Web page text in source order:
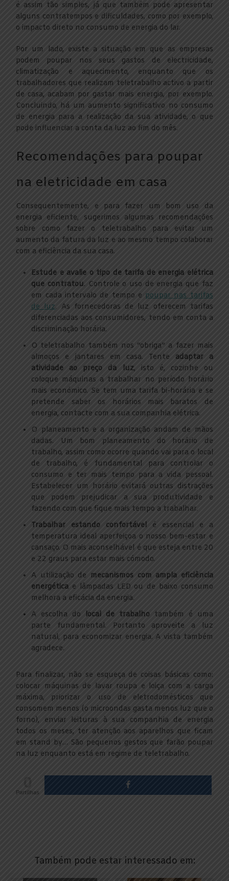
é assim tão simples, já que também pode apresentar
alguns contratempos e dificuldades, como por exemplo,
o impacto direto no consumo de energia do lar.
Por um lado, existe a situação em que as empresas
podem poupar nos seus gastos de electricidade,
climatização e aquecimento, enquanto que os
trabalhadores que realizam teletrabalho activo a partir
de casa, acabam por gastar mais energia, por exemplo.
Concluindo, há um aumento significativo no consumo
de energia para a realização da sua atividade, o que
pode influenciar a conta da luz ao fim do mês.
Recomendações para poupar
na eletricidade em casa
Consequentemente, e para fazer um bom uso da
energia eficiente, sugerimos algumas recomendações
sobre como fazer o teletrabalho para evitar um
aumento da fatura da luz e ao mesmo tempo colaborar
com a eficiência da sua casa.
Estude e avalie o tipo de tarifa de energia elétrica
que contratou. Controle o uso de energia que faz
em cada intervalo de tempo e poupar nas tarifas
de luz. As fornecedoras de luz oferecem tarifas
diferenciadas aos consumidores, tendo em conta a
discriminação horária.
O teletrabalho também nos “obriga” a fazer mais
almoços e jantares em casa. Tente adaptar a
atividade ao preço da luz, isto é, cozinhe ou
coloque máquinas a trabalhar no período horário
mais económico. Se tem uma tarifa bi-horária e se
pretende saber os horários mais baratos de
energia, contacte com a sua companhia elétrica.
O planeamento e a organização andam de mãos
dadas. Um bom planeamento do horário de
trabalho, assim como ocorre quando vai para o local
de trabalho, é fundamental para controlar o
consumo e ter mais tempo para a vida pessoal.
Estabelecer um horário evitará outras distrações
que podem prejudicar a sua produtividade e
fazendo com que fique mais tempo a trabalhar.
Trabalhar estando confortável é essencial e a
temperatura ideal aperfeiçoa o nosso bem-estar e
cansaço. O mais aconselhável é que esteja entre 20
e 22 graus para estar mais cómodo.
A utilização de mecanismos com ampla eficiência
energética e lâmpadas LED ou de baixo consumo
melhora a eficácia da energia.
A escolha do
local de trabalho também é uma
parte fundamental. Portanto aproveite a luz
natural, para economizar energia. A vista também
agradece.
Para finalizar, não se esqueça de coisas básicas como:
colocar máquinas de lavar roupa e loiça com a carga
máxima, priorizar o uso de eletrodomésticos que
consomem menos (o microondas gasta menos luz que o
forno), enviar leituras à sua companhia de energia
todos os meses, ter atenção aos aparelhos que ficam
em stand by… São pequenos gestos que farão poupar
na luz enquanto está em regime de teletrabalho.
Partilhas
Também pode estar interessado em: